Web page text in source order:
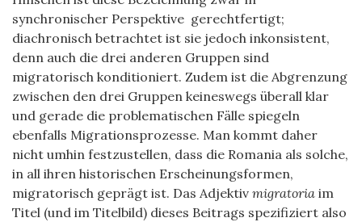
synchronischer Perspektive gerechtfertigt;
diachronisch betrachtet ist sie jedoch inkonsistent,
denn auch die drei anderen Gruppen sind
migratorisch konditioniert. Zudem ist die Abgrenzung
zwischen den drei Gruppen keineswegs überall klar
und gerade die problematischen Fälle spiegeln
ebenfalls Migrationsprozesse. Man kommt daher
nicht umhin festzustellen, dass die Romania als solche,
in all ihren historischen Erscheinungsformen,
migratorisch geprägt ist. Das Adjektiv migratoria im
Titel (und im Titelbild) dieses Beitrags spezifiziert also